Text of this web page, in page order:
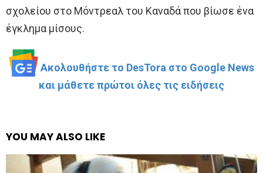
σχολείου στο Μόντρεαλ του Καναδά που βίωσε ένα
έγκλημα μίσους.
Ακολουθήστε το DesTora στο Google News
και μάθετε πρώτοι όλες τις ειδήσεις
YOU MAY ALSO LIKE